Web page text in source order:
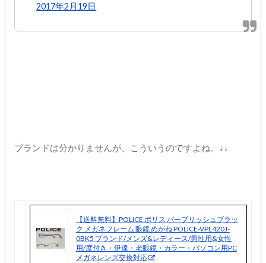
2017年2月19日
ブランドは分かりませんが、こういうのですよね。↓↓
【送料無料】POLICE ポリス パープリッシュブラッ
ク メガネフレーム 眼鏡 めがね POLICE-VPL420J-
0BK5 ブランド/メンズ&レディース/男性用&女性
用/度付き・伊達・老眼鏡・カラー・パソコン用PC
メガネレンズ交換対応